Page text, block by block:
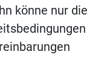
könne nur die